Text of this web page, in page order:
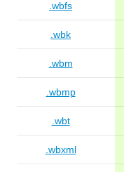
.wbfs
.wbk
.wbm
.wbmp
.wbt
.wbxml